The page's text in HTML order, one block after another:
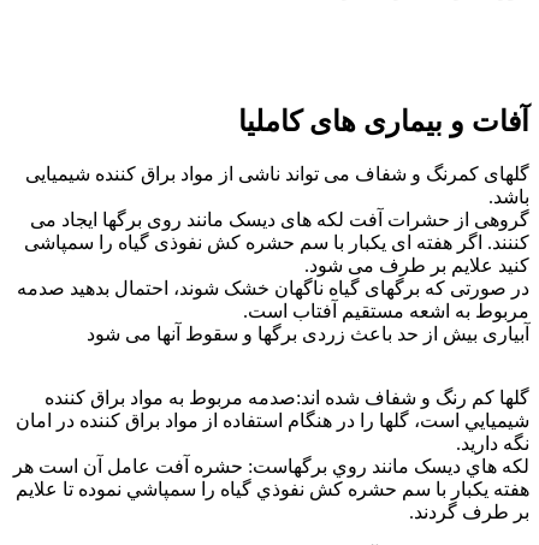
آفات و بیماری های کاملیا
گلهای کمرنگ و شفاف می تواند ناشی از مواد براق کننده شیمیایی
باشد.
گروهی از حشرات آفت لکه های دیسک مانند روی برگها ایجاد می
کننند. اگر هفته ای یکبار با سم حشره کش نفوذی گیاه را سمپاشی
کنید علایم بر طرف می شود.
در صورتی که برگهای گیاه ناگهان خشک شوند، احتمال بدهید صدمه
مربوط به اشعه مستقیم آفتاب است.
آبیاری بیش از حد باعث زردی برگها و سقوط آنها می شود
گلها کم رنگ و شفاف شده اند:صدمه مربوط به مواد براق کننده
شيميايي است، گلها را در هنگام استفاده از مواد براق کننده در امان
نگه داريد.
لکه هاي ديسک مانند روي برگهاست: حشره آفت عامل آن است هر
هفته يکبار با سم حشره کش نفوذي گياه را سمپاشي نموده تا علايم
بر طرف گردند.